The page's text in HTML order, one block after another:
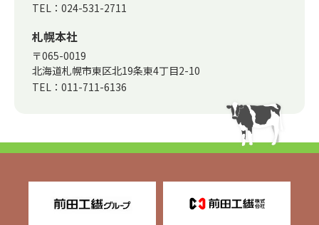
TEL： 024-531-2711
札幌本社
〒065-0019
北海道札幌市東区北19条東4丁目2-10
TEL： 011-711-6136